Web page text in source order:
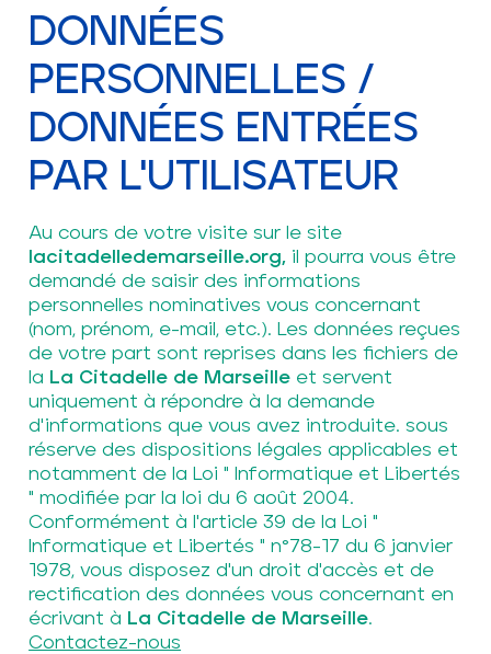
DONNÉES
PERSONNELLES /
DONNÉES ENTRÉES
PAR L'UTILISATEUR
Au cours de votre visite sur le site
lacitadelledemarseille.org, il pourra vous être
demandé de saisir des informations
personnelles nominatives vous concernant
(nom, prénom, e-mail, etc.). Les données reçues
de votre part sont reprises dans les fichiers de
la La Citadelle de Marseille et servent
uniquement à répondre à la demande
d'informations que vous avez introduite. sous
réserve des dispositions légales applicables et
notamment de la Loi " Informatique et Libertés
" modifiée par la loi du 6 août 2004.
Conformément à l'article 39 de la Loi "
Informatique et Libertés " n°78-17 du 6 janvier
1978, vous disposez d'un droit d'accès et de
rectification des données vous concernant en
écrivant à La Citadelle de Marseille.
Contactez-nous